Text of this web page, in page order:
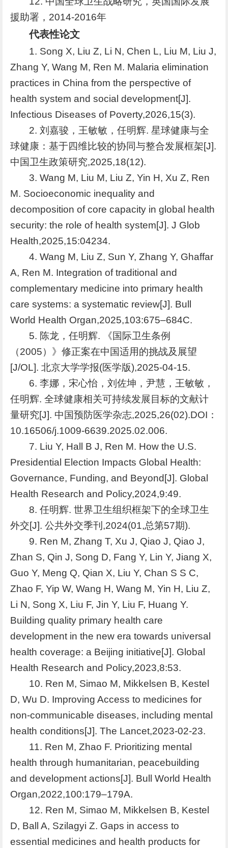
援助署，2014-2016年
代表性论文
1. Song X, Liu Z, Li N, Chen L, Liu M, Liu J,
Zhang Y, Wang M, Ren M. Malaria elimination
practices in China from the perspective of
health system and social development[J].
Infectious Diseases of Poverty,2026,15(3).
2. 刘嘉骏，王敏敏，任明辉. 星球健康与全
球健康：基于四维比较的协同与整合发展框架[J].
中国卫生政策研究,2025,18(12).
3. Wang M, Liu M, Liu Z, Yin H, Xu Z, Ren
M. Socioeconomic inequality and
decomposition of core capacity in global health
security: the role of health system[J]. J Glob
Health,2025,15:04234.
4. Wang M, Liu Z, Sun Y, Zhang Y, Ghaffar
A, Ren M. Integration of traditional and
complementary medicine into primary health
care systems: a systematic review[J]. Bull
World Health Organ,2025,103:675–684C.
5. 陈龙，任明辉. 《国际卫生条例
（2005）》修正案在中国适用的挑战及展望
[J/OL]. 北京大学学报(医学版),2025-04-15.
6. 李娜，宋心怡，刘佐坤，尹慧，王敏敏，
任明辉. 全球健康相关可持续发展目标的文献计
量研究[J]. 中国预防医学杂志,2025,26(02).DOI：
10.16506/j.1009-6639.2025.02.006.
7. Liu Y, Hall B J, Ren M. How the U.S.
Presidential Election Impacts Global Health:
Governance, Funding, and Beyond[J]. Global
Health Research and Policy,2024,9:49.
8. 任明辉. 世界卫生组织框架下的全球卫生
外交[J]. 公共外交季刊,2024(01,总第57期).
9. Ren M, Zhang T, Xu J, Qiao J, Qiao J,
Zhan S, Qin J, Song D, Fang Y, Lin Y, Jiang X,
Guo Y, Meng Q, Qian X, Liu Y, Chan S S C,
Zhao F, Yip W, Wang H, Wang M, Yin H, Liu Z,
Li N, Song X, Liu F, Jin Y, Liu F, Huang Y.
Building quality primary health care
development in the new era towards universal
health coverage: a Beijing initiative[J]. Global
Health Research and Policy,2023,8:53.
10. Ren M, Simao M, Mikkelsen B, Kestel
D, Wu D. Improving Access to medicines for
non-communicable diseases, including mental
health conditions[J]. The Lancet,2023-02-23.
11. Ren M, Zhao F. Prioritizing mental
health through humanitarian, peacebuilding
and development actions[J]. Bull World Health
Organ,2022,100:179–179A.
12. Ren M, Simao M, Mikkelsen B, Kestel
D, Ball A, Szilagyi Z. Gaps in access to
essential medicines and health products for